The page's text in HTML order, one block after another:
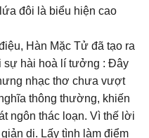
đôi là biểu hiện cao
Hàn Mặc Tử đã tạo ra
sự hài hoà lí tưởng : Đây
nhạc thơ chưa vượt
thông thường, khiến
ngôn thác loạn. Vì thế lời
dị. Lấy tình làm điểm